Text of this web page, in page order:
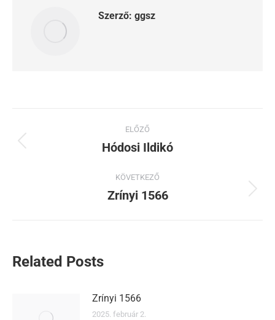
Szerző: ggsz
ELŐZŐ
Hódosi Ildikó
KÖVETKEZŐ
Zrínyi 1566
Related Posts
Zrínyi 1566
2025. február 2.